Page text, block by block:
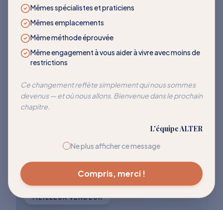
Mêmes spécialistes et praticiens
Mêmes emplacements
Même méthode éprouvée
Même engagement à vous aider à vivre avec moins de
restrictions
Ce changement reflète simplement qui nous sommes
devenus — et où nous allons. Bienvenue dans le prochain
chapitre.
L'équipe ALTER
Ne plus afficher ce message
Compris, merci !
LES PLUS DEMANDÉS
Des programmes qui
transforment
Rejoignez des milliers de clients qui ont
réussi à réentraîner leur corps pour cesser
de réagir à ces déclencheurs courants.
Explorer tous les programmes
MEILLEUR VENDEUR